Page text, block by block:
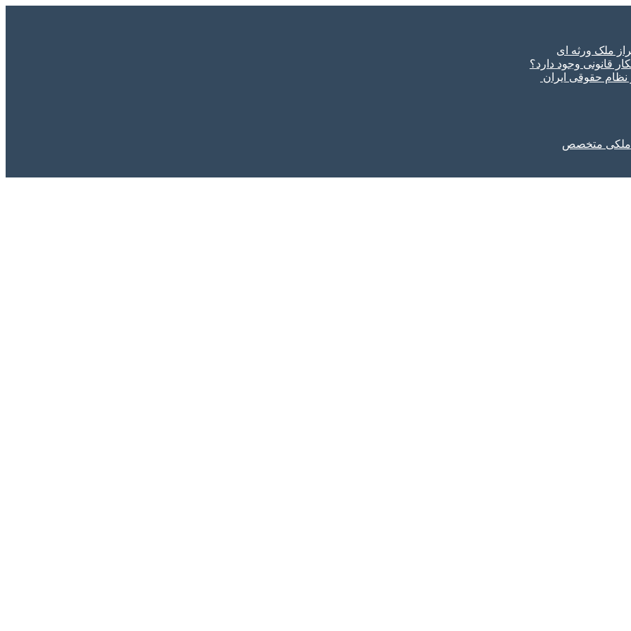
قانونی وجود دارد؟
نظام حقوقی ایران
ملکی متخصص